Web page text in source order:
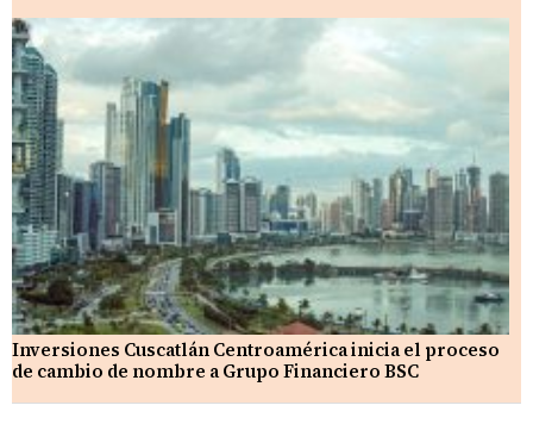
Inversiones Cuscatlán Centroamérica inicia el proceso
de cambio de nombre a Grupo Financiero BSC